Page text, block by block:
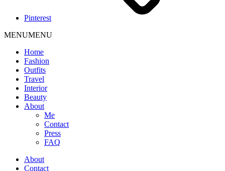
Pinterest
MENUMENU
Home
Fashion
Outfits
Travel
Interior
Beauty
About
Me
Contact
Press
FAQ
About
Contact